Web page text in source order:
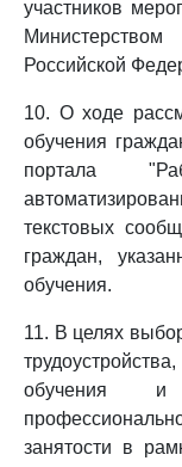
участников
Российской
10. О ходе
обучения
портала
текстовых
граждан,
обучения.
11. В целях
обучения и
занятости в